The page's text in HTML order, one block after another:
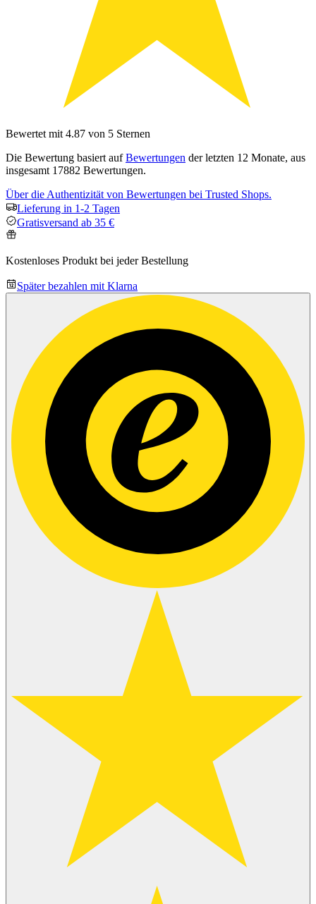
Bewertet mit 4.87 von 5 Sternen
Die Bewertung basiert aufBewertungen der letzten 12 Monate, aus
insgesamt 17882 Bewertungen.
Über die Authentizität von Bewertungen bei Trusted Shops.
Lieferung in 1-2 Tagen
Gratisversand ab 35 €
Kostenloses Produkt bei jeder Bestellung
Später bezahlen mit Klarna